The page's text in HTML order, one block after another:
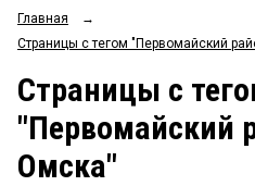
ОБЩЕСТВО
НОВОСТИ КОМПАНИЙ
ПРОИСШЕСТВИЯ
Главная
→
Страницы c тегом "Первомайский
Страницы c
"Первомайский
Омска"